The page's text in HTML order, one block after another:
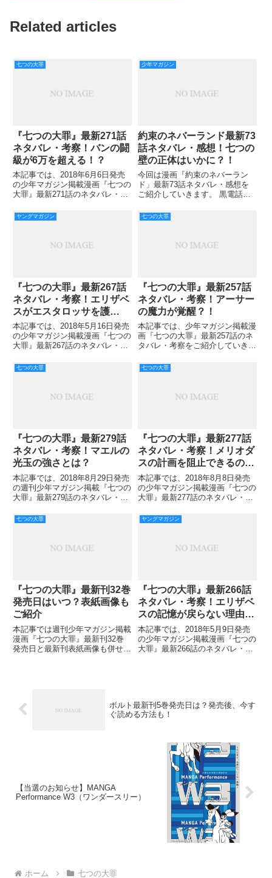
Related articles
七つの大罪
『七つの大罪』最新271話
ネタバレ・考察！バンの闘
級が6万を超える！？
本記事では、2018年6月6日発売
の少年マガジン掲載漫画『七つの
大罪』最新271話のネタバレ・考
に来て成長著しい バ ンは、メリ
オダスが認めるほどの力をつけて
中、メリオダスをも翻弄
少年マガジン
約束のネバーランド最新73
話ネタバレ・感想！七つの
壁の正体はいかに？！
今回は漫画『約束のネバーラン
ド」最新73話ネタバレ・感想を
ご紹介していきます。 黒電話の
ミネルヴァさんの電話の内容が実
に先が気になる内容でした。 簡
ヤングマガジン
『七つの大罪』最新267話
ネタバレ・考察！エリザベ
スがエスタロッサを護
る！？
本記事では、2018年5月16日発売
の少年マガジン掲載漫画『七つの
大罪』最新267話のネタバレ・考
生きていたサリエルとタルミエル
は、エリザベスを助けエスタロッ
す。 エスタロッサが意
七つの大罪
『七つの大罪』最新257話
ネタバレ・考察！アーサー
の魔力が覚醒？！
本記事では、少年マガジン掲載漫
画『七つの大罪』最新257話のネ
タバレ・考察をご紹介していきま
恐れる最上位魔神であり、アーサ
ーが扱うエクスカリバーでは傷一
信満々だったアーサーはどこへ
七つの大罪
『七つの大罪』最新279話
ネタバレ・考察！マエルの
光玉の強さとは？
本記事では、2018年8月29日発売
の週刊少年マガジン掲載『七つの
大罪』最新279話のネタバレ・考
ヌが登場し、少し希望を持てた前
回。 そう感じたのもつかの間、
大怪我を負い、慈愛の名
七つの大罪
『七つの大罪』最新277話
ネタバレ・考察！メリオダ
スの計画を阻止できるの
か？
本記事では、2018年8月8日発売
の少年マガジン掲載漫画『七つの
大罪』最新277話のネタバレ・考
むマエルを見たくないというタル
ミエルの優しさが仇となり、作戦
貫きました。 デリエリを
七つの大罪
『七つの大罪』最新刊32巻
発売日はいつ？表紙画像も
ご紹介
本記事では週刊少年マガジン掲載
漫画『七つの大罪』最新刊32巻
発売日と最新刊表紙画像も併せて
ヤングマガジン
『七つの大罪』最新266話
ネタバレ・考察！エリザベ
スの記憶が戻らない理由と
は？！
本記事では、2018年5月9日発売
の少年マガジン掲載漫画『七つの
大罪』最新266話のネタバレ・考
ボルト最新刊5巻発売日は？発売後、今す
ぐ読める方法も！
【当選のお知らせ】MANGA
Performance W3（ワンダースリー）
ホーム 七つの大罪